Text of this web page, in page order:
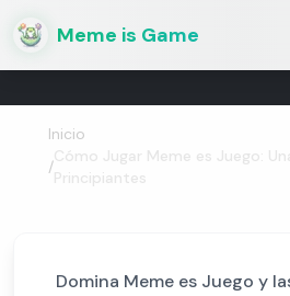
Meme is Game
Inicio
/
Cómo Jugar Meme es Juego:
Principiantes
Domina Meme es Juego y